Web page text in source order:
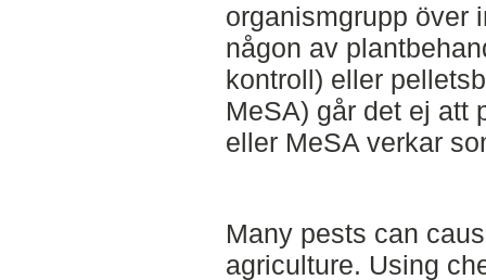
organismgrupp över
någon av
kontroll) eller
MeSA) går det ej att
eller MeSA verkar
Many pests can
agriculture. Using